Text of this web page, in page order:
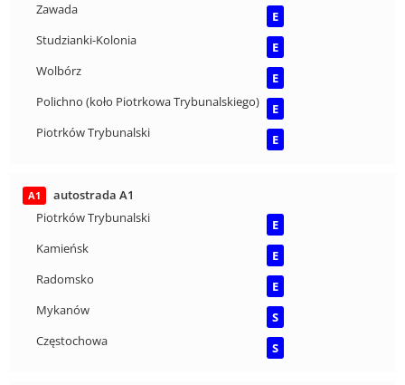
Zawada
E
Studzianki-Kolonia
E
Wolbórz
E
Polichno (koło Piotrkowa Trybunalskiego)
E
Piotrków Trybunalski
E
A1
autostrada A1
Piotrków Trybunalski
E
Kamieńsk
E
Radomsko
E
Mykanów
S
Częstochowa
S